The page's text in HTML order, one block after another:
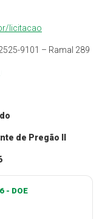
licitacao
9101 – Ramal 289
de Pregão II
- DOE